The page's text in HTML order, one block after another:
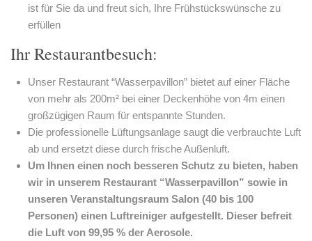
ist für Sie da und freut sich, Ihre Frühstückswünsche zu
erfüllen
Ihr Restaurantbesuch:
Unser Restaurant “Wasserpavillon” bietet auf einer Fläche
von mehr als 200m² bei einer Deckenhöhe von 4m einen
großzügigen Raum für entspannte Stunden.
Die professionelle Lüftungsanlage saugt die verbrauchte Luft
ab und ersetzt diese durch frische Außenluft.
Um Ihnen einen noch besseren Schutz zu bieten, haben
wir in unserem Restaurant “Wasserpavillon” sowie in
unseren Veranstaltungsraum Salon (40 bis 100
Personen) einen Luftreiniger aufgestellt. Dieser befreit
die Luft von 99,95 % der Aerosole.